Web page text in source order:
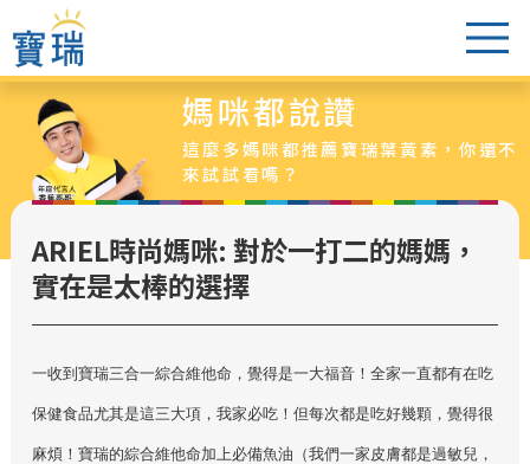
葉黃素怎麼選
醫生老實說
爸媽都說讚
葉黃素專區
最新活動
媽咪都說讚
這麼多媽咪都推薦寶瑞葉黃素，你還不
來試試看嗎？
ARIEL時尚媽咪: 對於一打二的媽媽，
實在是太棒的選擇
一收到寶瑞三合一綜合維他命，覺得是一大福音！全家一直都有在吃
保健食品尤其是這三大項，我家必吃！但每次都是吃好幾顆，覺得很
麻煩！寶瑞的綜合維他命加上必備魚油（我們一家皮膚都是過敏兒，